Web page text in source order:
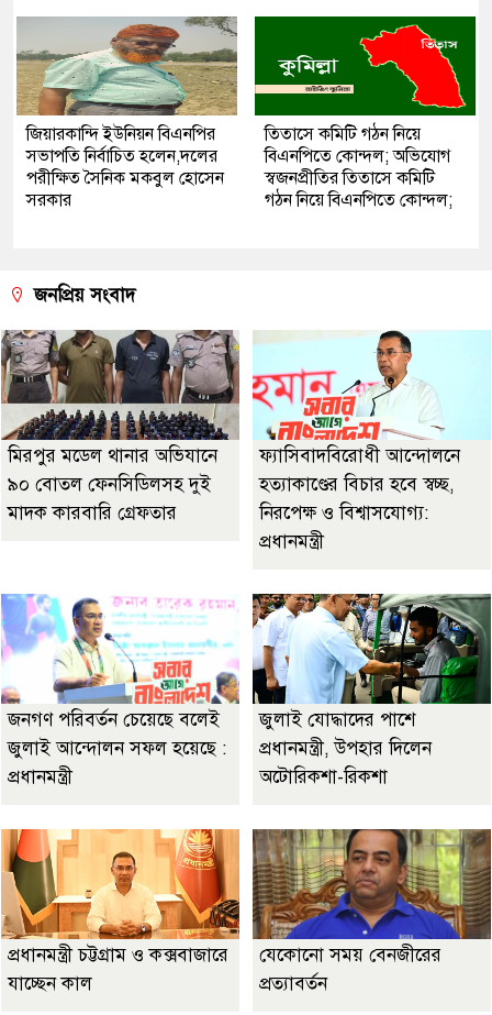
জিয়ারকান্দি ইউনিয়ন বিএনপির
সভাপতি নির্বাচিত হলেন,দলের
পরীক্ষিত সৈনিক মকবুল হোসেন
সরকার
তিতাসে কমিটি গঠন নিয়ে
বিএনপিতে কোন্দল; অভিযোগ
স্বজনপ্রীতির তিতাসে কমিটি
গঠন নিয়ে বিএনপিতে কোন্দল;
জনপ্রিয় সংবাদ
মিরপুর মডেল থানার অভিযানে
৯০ বোতল ফেনসিডিলসহ দুই
মাদক কারবারি গ্রেফতার
ফ্যাসিবাদবিরোধী আন্দোলনে
হত্যাকাণ্ডের বিচার হবে স্বচ্ছ,
নিরপেক্ষ ও বিশ্বাসযোগ্য:
প্রধানমন্ত্রী
জনগণ পরিবর্তন চেয়েছে বলেই
জুলাই আন্দোলন সফল হয়েছে :
প্রধানমন্ত্রী
জুলাই যোদ্ধাদের পাশে
প্রধানমন্ত্রী, উপহার দিলেন
অটোরিকশা-রিকশা
প্রধানমন্ত্রী চট্টগ্রাম ও কক্সবাজারে
যাচ্ছেন কাল
যেকোনো সময় বেনজীরের
প্রত্যাবর্তন